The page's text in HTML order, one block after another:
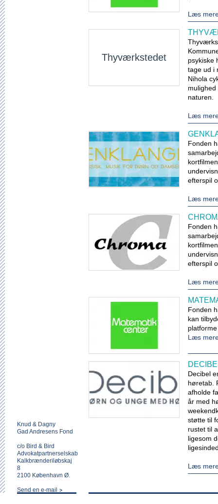
Læs
Thyværkstedet
psykiske
tage ud i
Nihola
naturen.
Læs
Fonden
efterspil
Læs
Fonden
efterspil
Læs
Fonden
kan
Læs
Decibel
høretab.
afholde
år med
støtte til
rustet til
ligesom
Læs
Knud & Dagny
Gad Andresens Fond
c/o Bird & Bird
Advokatpartnerselskab
Kalkbrænderiløbskaj
8
2100 København Ø.
Send en e-mail